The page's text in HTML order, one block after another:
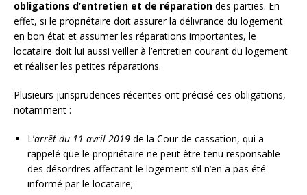
obligations d’entretien et de réparation des parties. En
effet, si le propriétaire doit assurer la délivrance du logement
en bon état et assumer les réparations importantes, le
locataire doit lui aussi veiller à l’entretien courant du logement
et réaliser les petites réparations.
Plusieurs jurisprudences récentes ont précisé ces obligations,
notamment :
L’arrêt du 11 avril 2019 de la Cour de cassation, qui a
rappelé que le propriétaire ne peut être tenu responsable
des désordres affectant le logement s’il n’en a pas été
informé par le locataire;